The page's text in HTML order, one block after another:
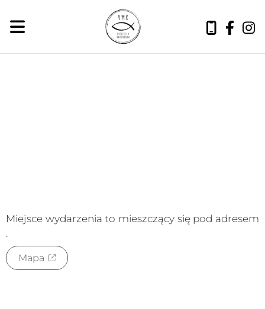
Miejsce wydarzenia to mieszczący się pod adresem
.
Mapa